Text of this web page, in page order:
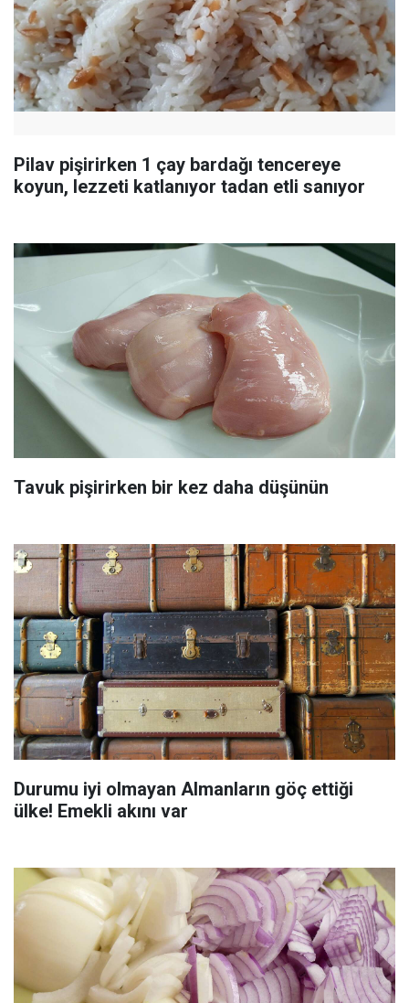
Pilav pişirirken 1 çay bardağı tencereye
koyun, lezzeti katlanıyor tadan etli sanıyor
Tavuk pişirirken bir kez daha düşünün
Durumu iyi olmayan Almanların göç ettiği
ülke! Emekli akını var